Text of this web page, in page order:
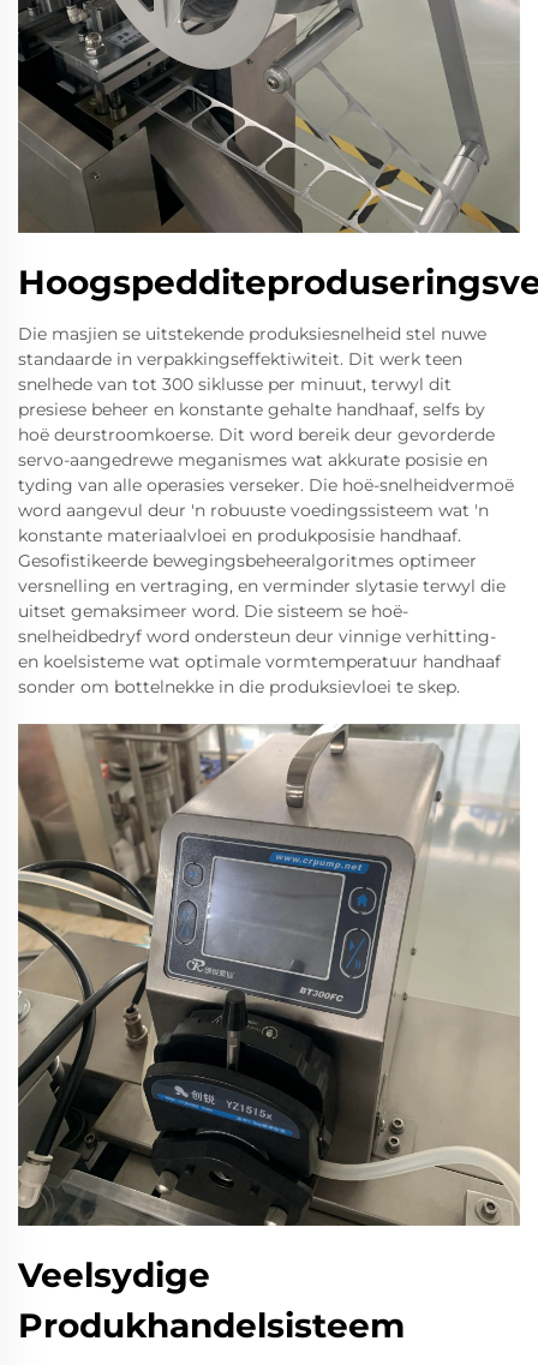
Die masjien se uitstekende produksiesnelheid stel nuwe
standaarde in verpakkingseffektiwiteit. Dit werk teen
snelhede van tot 300 siklusse per minuut, terwyl dit
presiese beheer en konstante gehalte handhaaf, selfs by
hoë deurstroomkoerse. Dit word bereik deur gevorderde
servo-aangedrewe meganismes wat akkurate posisie en
tyding van alle operasies verseker. Die hoë-snelheidvermoë
word aangevul deur 'n robuuste voedingssisteem wat 'n
konstante materiaalvloei en produkposisie handhaaf.
Gesofistikeerde bewegingsbeheeralgoritmes optimeer
versnelling en vertraging, en verminder slytasie terwyl die
uitset gemaksimeer word. Die sisteem se hoë-
snelheidbedryf word ondersteun deur vinnige verhitting-
en koelsisteme wat optimale vormtemperatuur handhaaf
sonder om bottelnekke in die produksievloei te skep.
Veelsydige
Produkhandelsisteem